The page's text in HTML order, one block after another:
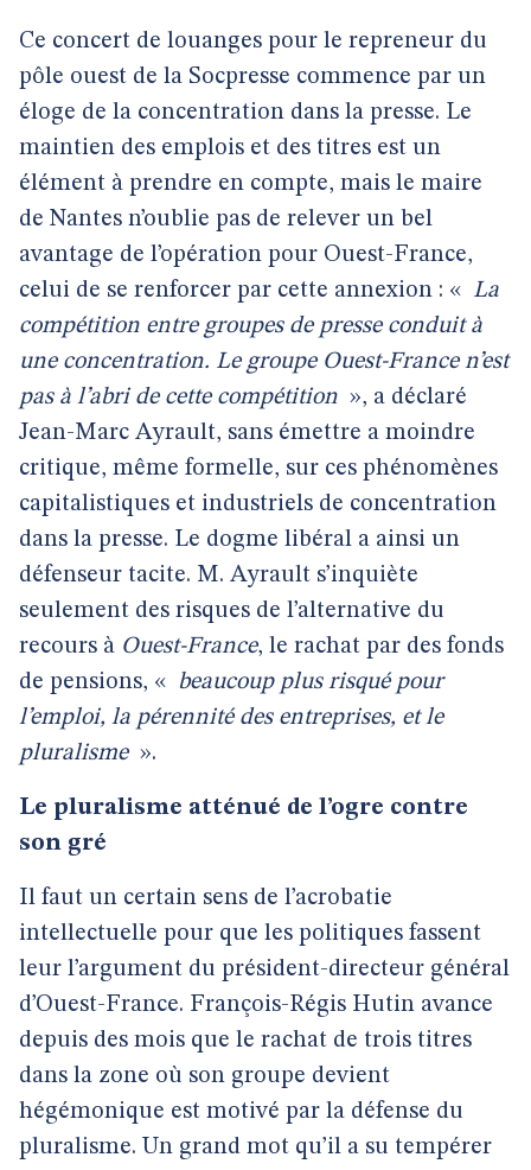
Ce concert de louanges pour le repreneur du
pôle ouest de la Socpresse commence par un
éloge de la concentration dans la presse. Le
maintien des emplois et des titres est un
élément à prendre en compte, mais le maire
de Nantes n’oublie pas de relever un bel
avantage de l’opération pour Ouest-France,
celui de se renforcer par cette annexion : « La
compétition entre groupes de presse conduit à
une concentration. Le groupe Ouest-France n’est
pas à l’abri de cette compétition », a déclaré
Jean-Marc Ayrault, sans émettre a moindre
critique, même formelle, sur ces phénomènes
capitalistiques et industriels de concentration
dans la presse. Le dogme libéral a ainsi un
défenseur tacite. M. Ayrault s’inquiète
seulement des risques de l’alternative du
recours à Ouest-France, le rachat par des fonds
de pensions, « beaucoup plus risqué pour
l’emploi, la pérennité des entreprises, et le
pluralisme ».
Le pluralisme atténué de l’ogre contre
son gré
Il faut un certain sens de l’acrobatie
intellectuelle pour que les politiques fassent
leur l’argument du président-directeur général
d’Ouest-France. François-Régis Hutin avance
depuis des mois que le rachat de trois titres
dans la zone où son groupe devient
hégémonique est motivé par la défense du
pluralisme. Un grand mot qu’il a su tempérer